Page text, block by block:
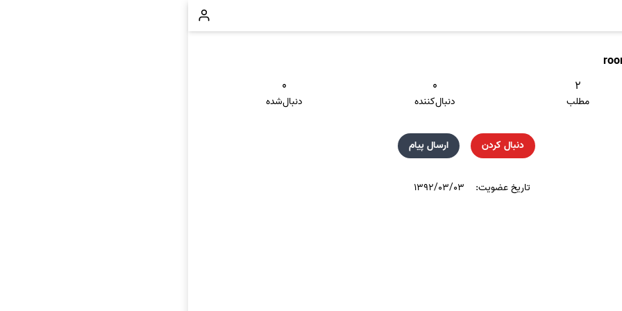
۲
مطلب
۰
دنبال‌کننده
۰
دنبال‌شده
دنبال کردن ارسال پیام
تاریخ عضویت: ۱۳۹۲/۰۳/۰۳